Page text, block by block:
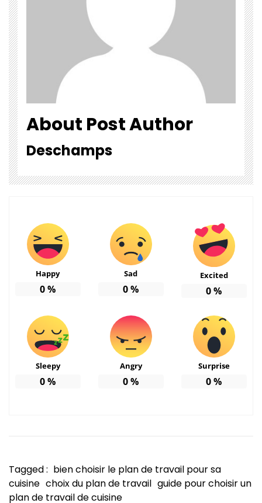
About Post Author
Deschamps
Happy
0%
Sad
0%
Excited
0%
Sleepy
0%
Angry
0%
Surprise
0%
Tagged : bien choisir le plan de travail pour sa
cuisine choix du plan de travail guide pour choisir un
plan de travail de cuisine